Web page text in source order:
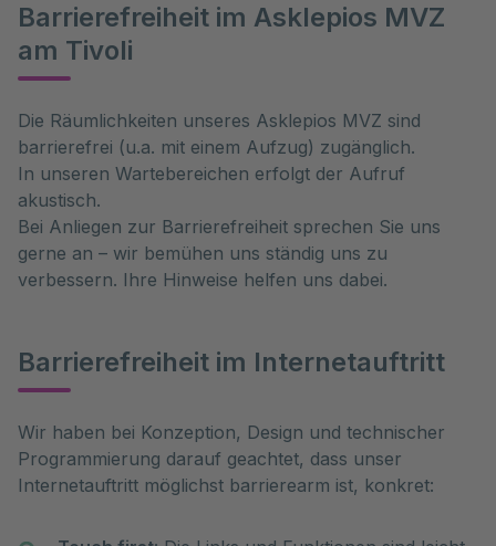
Barrierefreiheit im Asklepios MVZ
am Tivoli
Die Räumlichkeiten unseres Asklepios MVZ sind
barrierefrei (u.a. mit einem Aufzug) zugänglich.
In unseren Wartebereichen erfolgt der Aufruf
akustisch.
Bei Anliegen zur Barrierefreiheit sprechen Sie uns
gerne an – wir bemühen uns ständig uns zu
verbessern. Ihre Hinweise helfen uns dabei.
Barrierefreiheit im Internetauftritt
Wir haben bei Konzeption, Design und technischer
Programmierung darauf geachtet, dass unser
Internetauftritt möglichst barrierearm ist, konkret: